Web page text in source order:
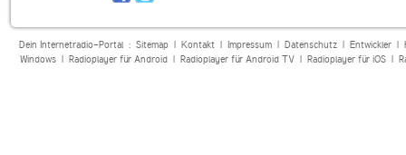
Dein Internetradio-Portal : Sitemap| Kontakt| Impressum| Datenschutz| Entwickler|
Windows| Radioplayer für Android| Radioplayer für Android TV| Radioplayer für iOS|